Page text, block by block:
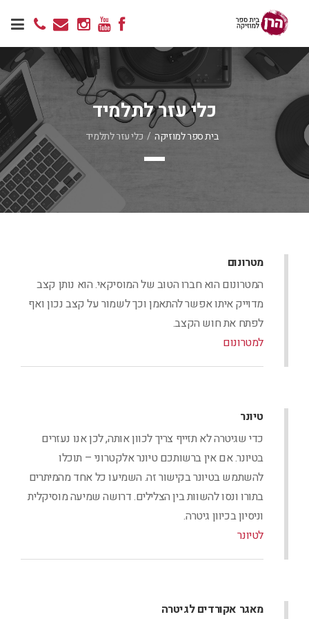
כלי עזר לתלמיד
בית ספר למוזיקה / כלי עזר לתלמיד
מטרונום
המטרונום הוא חברו הטוב של המוסיקאי. הוא נותן קצב
מדוייק איתו אפשר להתאמן וכך לשמור על קצב נכון ואף
לפתח את חוש הקצב.
למטרונום
טיונר
כדי שגיטרה לא תזייף צריך לכוון אותה, לכן אנו נעזרים
בטיונר. אם אין ברשותכם טיונר אלקטרוני – תוכלו
להשתמש בטיונר בקישור זה. השמיעו כל אחד מהמיתרים
בתורו ונסו להשוות בין הצלילים. דרושה שמיעה מוסיקלית
וניסיון בכיוון גיטרה.
לטיונר
מאגר אקורדים לגיטרה